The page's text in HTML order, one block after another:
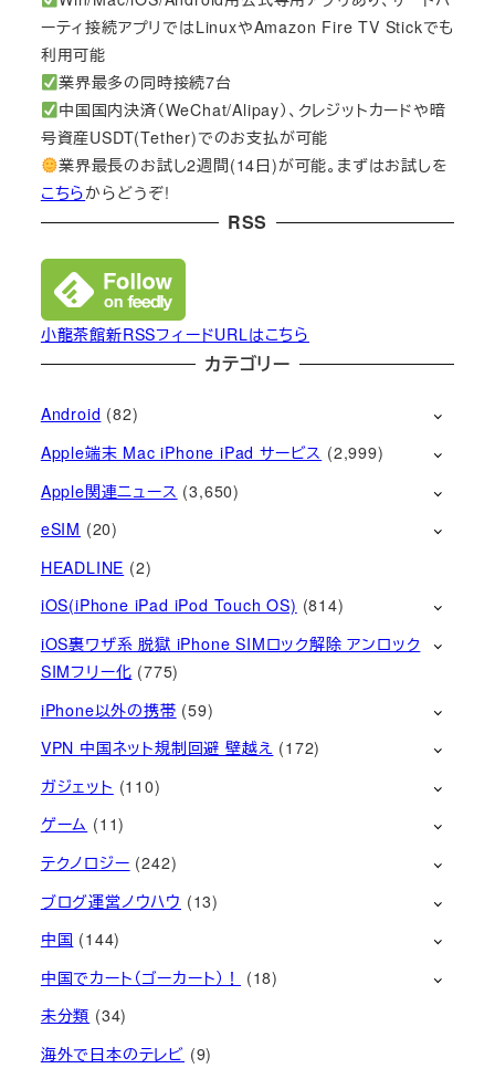
ーティ接続アプリではLinuxやAmazon Fire TV Stickでも
利用可能
業界最多の同時接続7台
中国国内決済（WeChat/Alipay）、クレジットカードや暗
号資産USDT(Tether)でのお支払が可能
業界最長のお試し2週間(14日)が可能。まずはお試しを
こちらからどうぞ!
RSS
小龍茶館新RSSフィードURLはこちら
カテゴリー
Android (82)
Apple端末 Mac iPhone iPad サービス (2,999)
Apple関連ニュース (3,650)
eSIM (20)
HEADLINE (2)
iOS(iPhone iPad iPod Touch OS) (814)
iOS裏ワザ系 脱獄 iPhone SIMロック解除 アンロック
SIMフリー化 (775)
iPhone以外の携帯 (59)
VPN 中国ネット規制回避 壁越え (172)
ガジェット (110)
ゲーム (11)
テクノロジー (242)
ブログ運営ノウハウ (13)
中国 (144)
中国でカート（ゴーカート）！
(18)
未分類 (34)
海外で日本のテレビ (9)